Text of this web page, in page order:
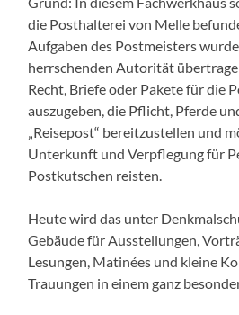
die Posthalterei von Melle
Aufgaben des Postmeisters
herrschenden Autorität
Recht, Briefe oder Pakete für die
auszugeben, die Pflicht, Pferde
„Reisepost“ bereitzustellen und
Unterkunft und Verpflegung für
Postkutschen reisten.
Heute wird das unter
Gebäude für Ausstellungen,
Lesungen, Matinées und kleine
Trauungen in einem ganz